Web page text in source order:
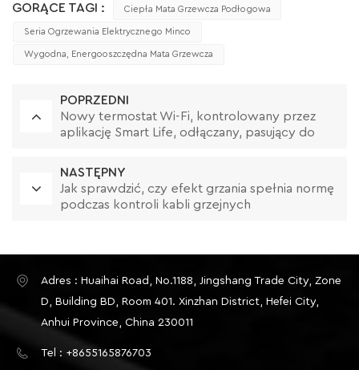
GORĄCE TAGI : Ciepła Mata Grzewcza Podłogowa
Seria Ogrzewania Elektrycznego Minco
Wygodna, Energooszczędna Mata Grzewcza
POPRZEDNI
Nowy termostat Wi-Fi, kontrolowany przez
aplikację Smart Life, odłączany, pasujący do
NASTĘPNY
Jak sprawdzić, czy efekt grzania spełnia normę
podczas kontroli kabli grzejnych
Adres : Huaihai Road, No.1188, Jingshang Trade City, Zone
D, Building BD, Room 401. Xinzhan District, Hefei City,
Anhui Province, China 230011
Tel : +8655165876703